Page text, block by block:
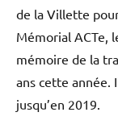
de la Villette
Mémorial ACTe,
mémoire de la
ans cette année.
jusqu’en 2019.